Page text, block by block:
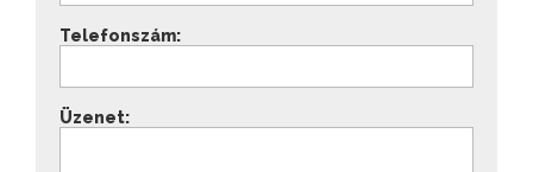
Telefonszám:
Üzenet: